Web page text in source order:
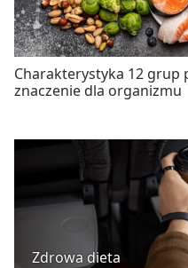
Charakterystyka 12 grup
znaczenie dla organizmu
Zdrowa dieta